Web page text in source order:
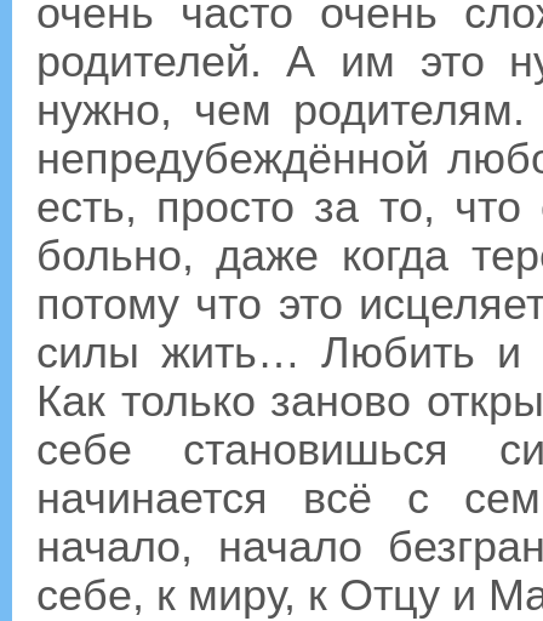
очень часто очень
родителей. А им это
нужно, чем родителям.
непредубеждённой
есть, просто за то,
больно, даже когда
потому что это
силы жить… Любить и
Как только заново
себе становишься
начинается всё с
начало, начало
себе, к миру, к Отцу и